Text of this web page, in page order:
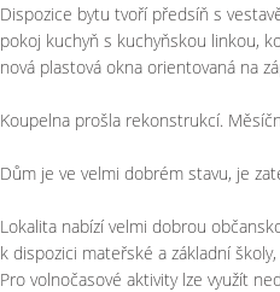
Dispozice bytu tvoří předsíň s
pokoj kuchyň s kuchyňskou linkou,
nová plastová okna orientovaná na
Koupelna prošla rekonstrukcí.
Dům je ve velmi dobrém stavu, je
Lokalita nabízí velmi dobrou
k dispozici mateřské a základní
Pro volnočasové aktivity lze využít